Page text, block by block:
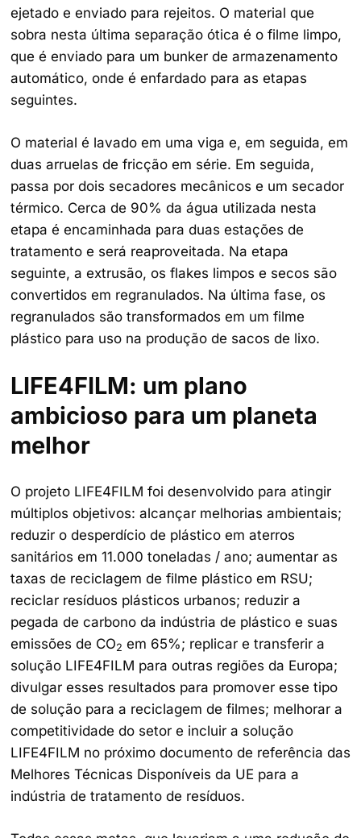
ejetado e enviado para rejeitos. O material que
sobra nesta última separação ótica é o filme limpo,
que é enviado para um bunker de armazenamento
automático, onde é enfardado para as etapas
seguintes.
O material é lavado em uma viga e, em seguida, em
duas arruelas de fricção em série. Em seguida,
passa por dois secadores mecânicos e um secador
térmico. Cerca de 90% da água utilizada nesta
etapa é encaminhada para duas estações de
tratamento e será reaproveitada. Na etapa
seguinte, a extrusão, os flakes limpos e secos são
convertidos em regranulados. Na última fase, os
regranulados são transformados em um filme
plástico para uso na produção de sacos de lixo.
LIFE4FILM: um plano
ambicioso para um planeta
melhor
O projeto LIFE4FILM foi desenvolvido para atingir
múltiplos objetivos: alcançar melhorias ambientais;
reduzir o desperdício de plástico em aterros
sanitários em 11.000 toneladas / ano; aumentar as
taxas de reciclagem de filme plástico em RSU;
reciclar resíduos plásticos urbanos; reduzir a
pegada de carbono da indústria de plástico e suas
emissões de CO2 em 65%; replicar e transferir a
solução LIFE4FILM para outras regiões da Europa;
divulgar esses resultados para promover esse tipo
de solução para a reciclagem de filmes; melhorar a
competitividade do setor e incluir a solução
LIFE4FILM no próximo documento de referência das
Melhores Técnicas Disponíveis da UE para a
indústria de tratamento de resíduos.